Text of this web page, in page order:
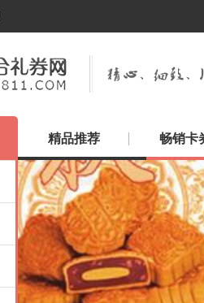
精品推荐 畅销卡